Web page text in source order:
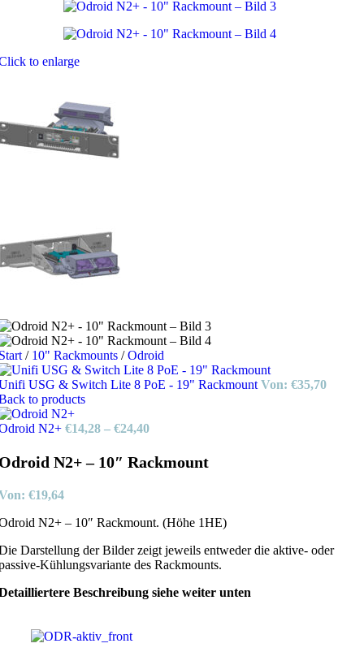
to enlarge
/ 10" Rackmounts / Odroid
USG & Switch Lite 8 PoE - 19" Rackmount Von: €35,70
to products
N2+ €14,28 – €24,40
N2+ – 10″ Rackmount
€19,64
N2+ – 10″ Rackmount. (Höhe 1HE)
Darstellung der Bilder zeigt jeweils entweder die aktive- oder
Kühlungsvariante des Rackmounts.
Beschreibung siehe weiter unten